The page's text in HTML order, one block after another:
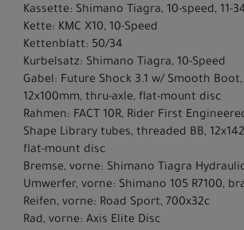
Kassette: Shimano Tiagra, 10-speed, 11-
Kette: KMC X10, 10-Speed
Kettenblatt: 50/34
Kurbelsatz: Shimano Tiagra, 10-Speed
Gabel: Future Shock 3.1 w/ Smooth Boot,
12x100mm, thru-axle, flat-mount disc
Rahmen: FACT 10R, Rider First
Shape Library tubes, threaded BB,
flat-mount disc
Bremse, vorne: Shimano Tiagra
Umwerfer, vorne: Shimano 105 R7100,
Reifen, vorne: Road Sport, 700x32c
Rad, vorne: Axis Elite Disc